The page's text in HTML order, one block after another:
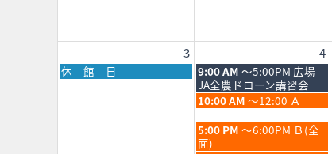
3 4
月
曜
休 館 日
火
曜
日,
8
月
4th
2026
9:00 AM ～5:00PM 広場
JA全農ドローン講習会
火
曜
日,
8
10:00 AM ～12:00 Ａ
火
曜
5:00 PM ～6:00PM Ｂ(全
面)